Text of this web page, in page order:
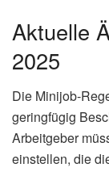
Aktuelle
2025
Die Minijob-
geringfügig
Arbeitgeber
einstellen, die